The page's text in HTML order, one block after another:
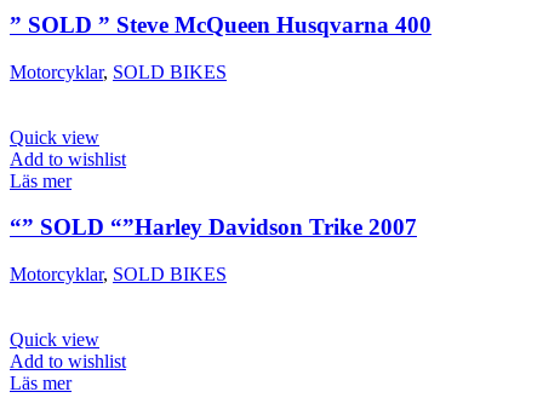
” SOLD ” Steve McQueen Husqvarna 400
Motorcyklar, SOLD BIKES
Quick view
Add to wishlist
Läs mer
“” SOLD “”Harley Davidson Trike 2007
Motorcyklar, SOLD BIKES
Quick view
Add to wishlist
Läs mer